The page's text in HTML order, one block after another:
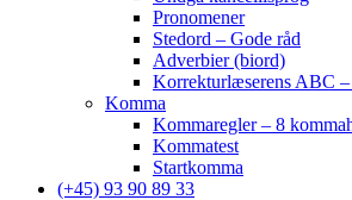
Pronomener
Stedord – Gode råd
Adverbier (biord)
Korrekturlæserens ABC
Komma
Kommaregler – 8
Kommatest
Startkomma
(+45) 93 90 89 33